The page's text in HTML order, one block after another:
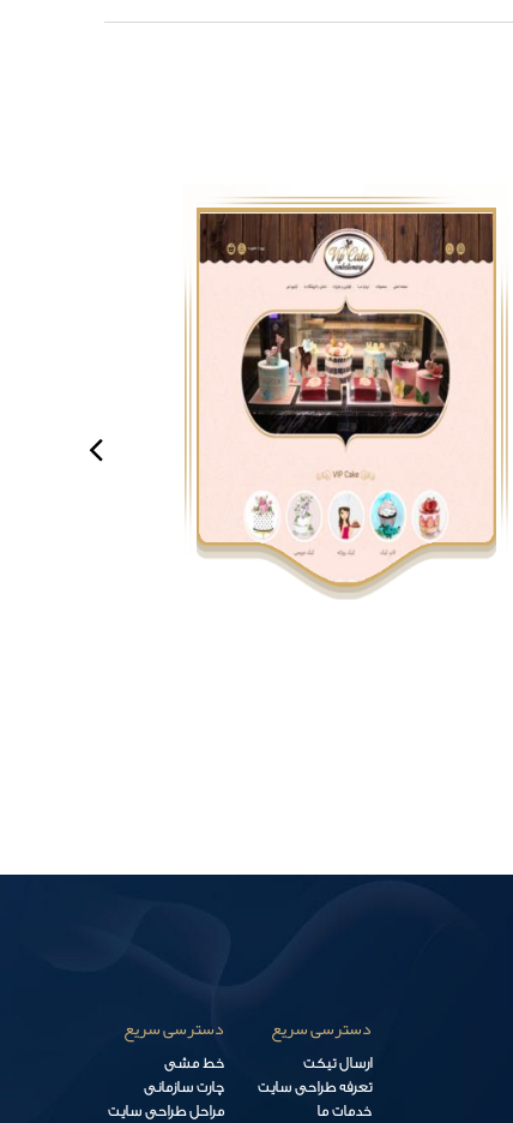
دسترسی سریع
ارسال تیکت
تعرفه طراحی سایت
خدمات ما
دسترسی سریع
خط مشی
چارت سازمانی
مراحل طراحی سایت